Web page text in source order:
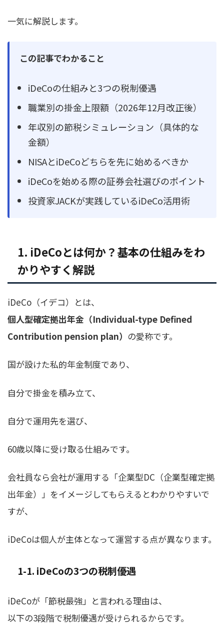
一気に解説します。
この記事でわかること
iDeCoの仕組みと3つの税制優遇
職業別の掛金上限額（2026年12月改正後）
年収別の節税シミュレーション（具体的な
金額）
NISAとiDeCoどちらを先に始めるべきか
iDeCoを始める際の証券会社選びのポイント
投資家JACKが実践しているiDeCo活用術
1. iDeCoとは何か？基本の仕組みをわ
かりやすく解説
iDeCo（イデコ）とは、
個人型確定拠出年金（Individual-type Defined
Contribution pension plan） の愛称です。
国が設けた私的年金制度であり、
自分で掛金を積み立て、
自分で運用先を選び、
60歳以降に受け取る仕組みです。
会社員なら会社が運用する「企業型DC（企業型確定拠
出年金）」をイメージしてもらえるとわかりやすいで
すが、
iDeCoは個人が主体となって運営する点が異なります。
1-1. iDeCoの3つの税制優遇
iDeCoが「節税最強」と言われる理由は、
以下の3段階で税制優遇が受けられるからです。